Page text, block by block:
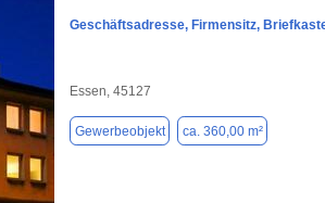
Geschäftsadresse, Firmensitz,
Essen, 45127
Gewerbeobjekt ca. 360,00 m²